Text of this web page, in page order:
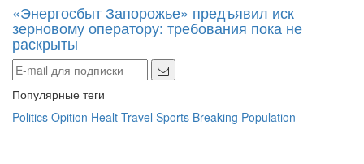
«Энергосбыт Запорожье» предъявил иск
зерновому оператору: требования пока не
раскрыты
Популярные теги
Politics Opition Healt Travel Sports Breaking Population